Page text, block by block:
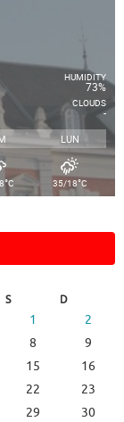
HUMIDITY
73%
CLOUDS
-
LUN
°C 35/18°C
S D
1
2
8
9
15
16
22
23
29
30